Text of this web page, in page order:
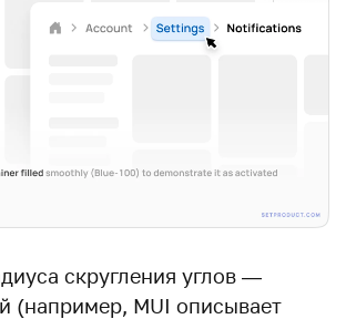
скругления углов —
(например, MUI описывает